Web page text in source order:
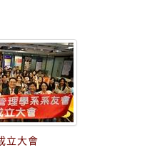
立大會